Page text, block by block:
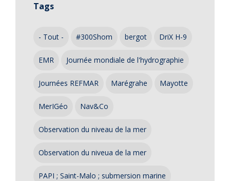
Tags
- Tout - #300Shom bergot DriX H-9
EMR Journée mondiale de l'hydrographie
Journées REFMAR Marégrahe Mayotte
MerIGéo Nav&Co
Observation du niveau de la mer
Observation du niveua de la mer
PAPI ; Saint-Malo ; submersion marine